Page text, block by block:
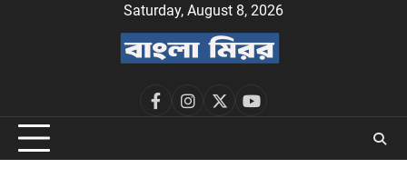
Saturday, August 8, 2026
facebookinstagram
twitteryoutube